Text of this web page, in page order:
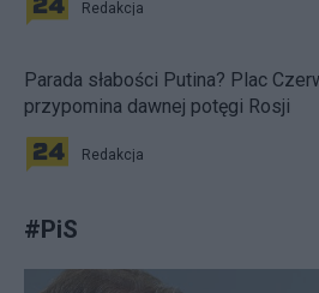
Redakcja
Parada słabości Putina? Plac
przypomina dawnej potęgi Rosji
Redakcja
#PiS